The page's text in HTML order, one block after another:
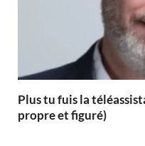
Plus tu fuis la
propre et figuré)